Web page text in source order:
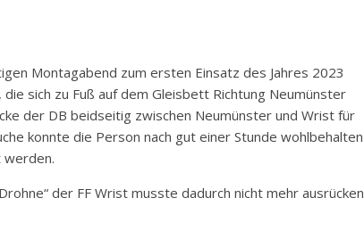
Montagabend zum ersten Einsatz des Jahres 2023
sich zu Fuß auf dem Gleisbett Richtung Neumünster
der DB beidseitig zwischen Neumünster und Wrist für
konnte die Person nach gut einer Stunde wohlbehalten
werden.
der FF Wrist musste dadurch nicht mehr ausrücken